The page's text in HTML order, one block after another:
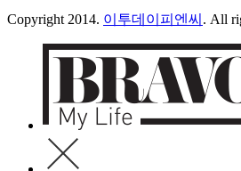
Copyright 2014. 이투데이피엔씨 . All